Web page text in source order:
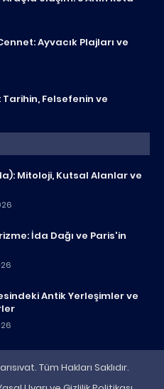
Ayvacık Plajları ve
Felsefenin ve
Mitoloji, Kutsal Alanlar ve
İda Dağı ve Paris'in
Antik Yerleşimler ve
Tüm Hakları Saklıdır.